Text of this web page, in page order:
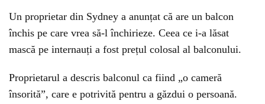
Un proprietar din Sydney a anunțat că are un balcon
închis pe care vrea să-l închirieze. Ceea ce i-a lăsat
mască pe internauți a fost prețul colosal al balconului.
Proprietarul a descris balconul ca fiind „o cameră
însorită”, care e potrivită pentru a găzdui o persoană.